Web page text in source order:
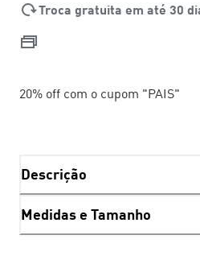
Troca gratuita em até 30
20% off com o cupom "PAIS"
Descrição
Medidas e Tamanho